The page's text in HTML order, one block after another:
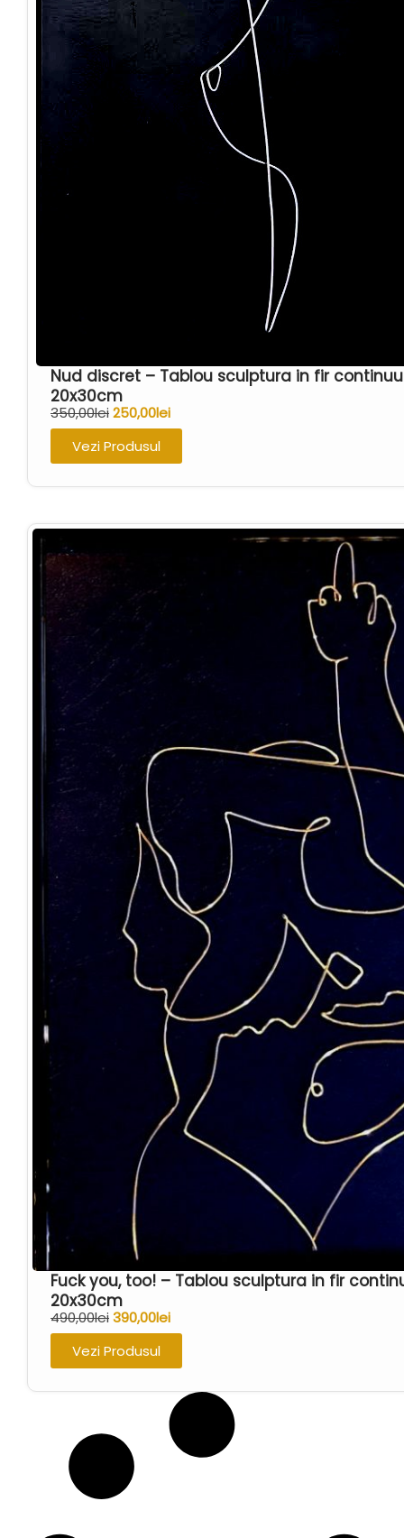
Nud discret – Tablou sculptura in fir
20x30cm
350,00lei250,00lei
Vezi Produsul
Fuck you, too! – Tablou sculptura in fir
20x30cm
490,00lei390,00lei
Vezi Produsul